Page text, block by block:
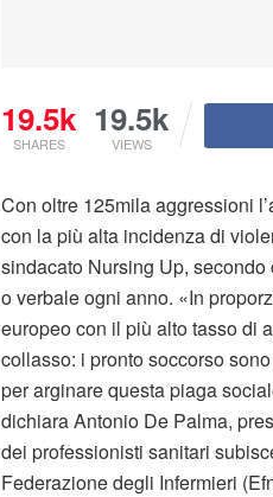
19.5k
SHARES
19.5k
VIEWS
Con oltre 125mila aggressioni
con la più alta incidenza di
sindacato Nursing Up,
o verbale ogni anno. «In
europeo con il più alto tasso di
collasso: i pronto soccorso
per arginare questa piaga
dichiara Antonio De Palma,
dei professionisti sanitari
Federazione degli Infermieri